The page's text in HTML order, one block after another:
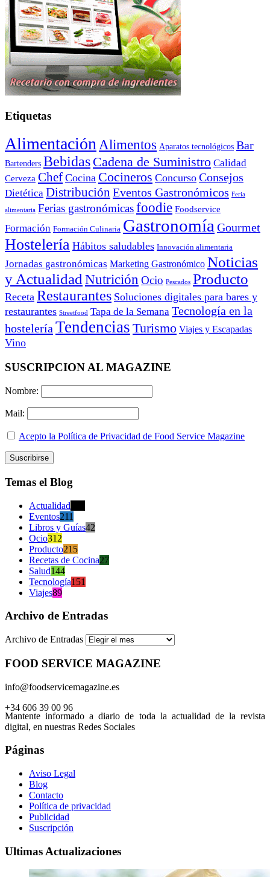
Etiquetas
Alimentación Alimentos Aparatos tecnológicos Bar
Bartenders Bebidas Cadena de Suministro Calidad
Cerveza Chef Cocina Cocineros Concurso Consejos
Dietética Distribución Eventos Gastronómicos Feria
alimentaria Ferias gastronómicasfoodie Foodservice
Formación Formación Culinaria Gastronomía Gourmet
Hostelería Hábitos saludables Innovación alimentaria
Jornadas gastronómicas Marketing Gastronómico Noticias
y Actualidad Nutrición Ocio Pescados Producto
Receta Restaurantes Soluciones digitales para bares y
restaurantes Streetfood Tapa de la Semana Tecnología en la
hostelería Tendencias Turismo Viajes y Escapadas
Vino
SUSCRIPCION AL MAGAZINE
Nombre:
Mail:
Acepto la Política de Privacidad de Food Service Magazine
Temas el Blog
Actualidad
Eventos211
Libros y Guías42
Ocio312
Producto215
Recetas de Cocina27
Salud144
Tecnología151
Viajes89
Archivo de Entradas
Archivo de Entradas
FOOD SERVICE MAGAZINE
info@foodservicemagazine.es
+34 606 39 00 96
Mantente informado a diario de toda la actualidad de la revista
digital, en nuestras Redes Sociales
Páginas
Aviso Legal
Blog
Contacto
Política de privacidad
Publicidad
Suscripción
Ultimas Actualizaciones